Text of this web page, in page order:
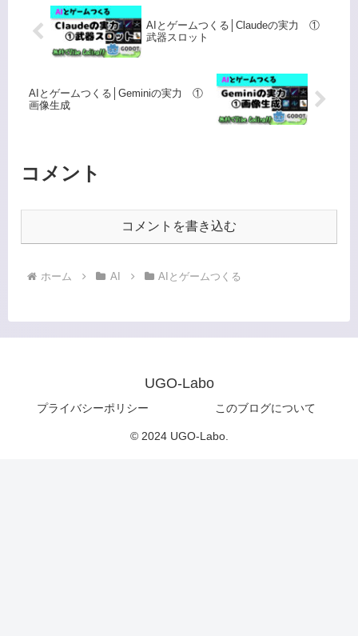
AIとゲームつくる│Claudeの実力 ①
武器スロット
AIとゲームつくる│Geminiの実力 ①
画像生成
コメント
コメントを書き込む
ホーム AI AIとゲームつくる
UGO-Labo
プライバシーポリシー このブログについて
© 2024 UGO-Labo.